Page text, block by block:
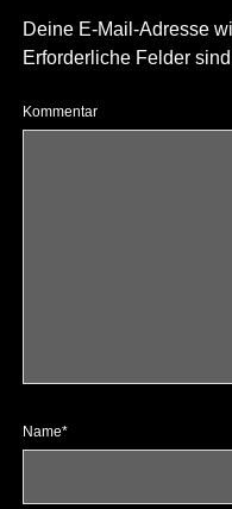
Deine E-Mail-Adresse
Erforderliche Felder
Kommentar
Name*